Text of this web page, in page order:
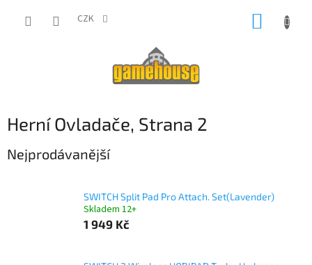
CZK
Herní Ovladače, Strana 2
Nejprodávanější
SWITCH Split Pad Pro Attach. Set(Lavender)
Skladem 12+
1 949 Kč